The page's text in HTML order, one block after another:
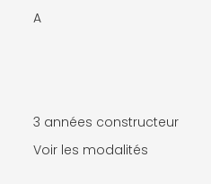
A
3 années constructeur
Voir les modalités